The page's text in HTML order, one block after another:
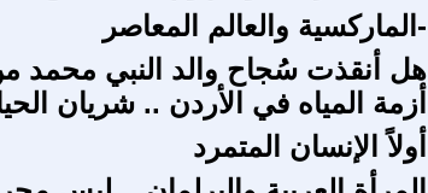
-الماركسية والعالم المعاصر
هل أنقذت سُجاح والد النبي محمد
أزمة المياه في الأردن .. شريان
أولاً الإنسان المتمرد